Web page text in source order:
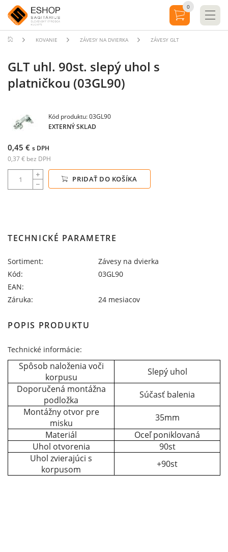
KOVANIE ZÁVESY NA DVIERKA ZÁVESY GLT
GLT uhl. 90st. slepý uhol s
platničkou (03GL90)
Kód produktu: 03GL90
EXTERNÝ SKLAD
0,45 € s DPH
0,37 € bez DPH
PRIDAŤ DO KOŠÍKA
TECHNICKÉ PARAMETRE
Sortiment:
Závesy na dvierka
Kód:
03GL90
EAN:
Záruka:
24 mesiacov
POPIS PRODUKTU
Technické informácie:
Spôsob naloženia voči
korpusu
Slepý uhol
Doporučená montážna
podložka
Súčasť balenia
Montážny otvor pre
misku
35mm
Materiál
Oceľ poniklovaná
Uhol otvorenia
90st
Uhol zvierajúci s
korpusom
+90st
0